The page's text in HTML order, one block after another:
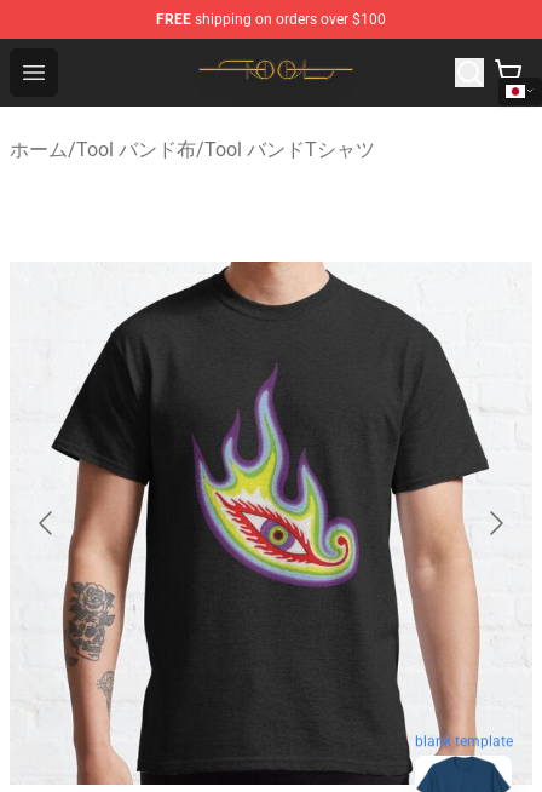
FREE shipping on orders over $100
Open menu
Tool Store - Official Tool Merchandise Shop
ホーム/Tool バンド布/Tool バンドTシャツ
blank template